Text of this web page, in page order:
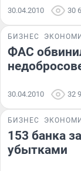
30.04.2010 30
БИЗНЕС
ФАС
30.04.2010 32
БИЗНЕС
153 банка
убытками